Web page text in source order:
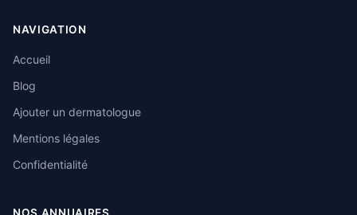
NAVIGATION
Accueil
Blog
Ajouter un dermatologue
Mentions légales
Confidentialité